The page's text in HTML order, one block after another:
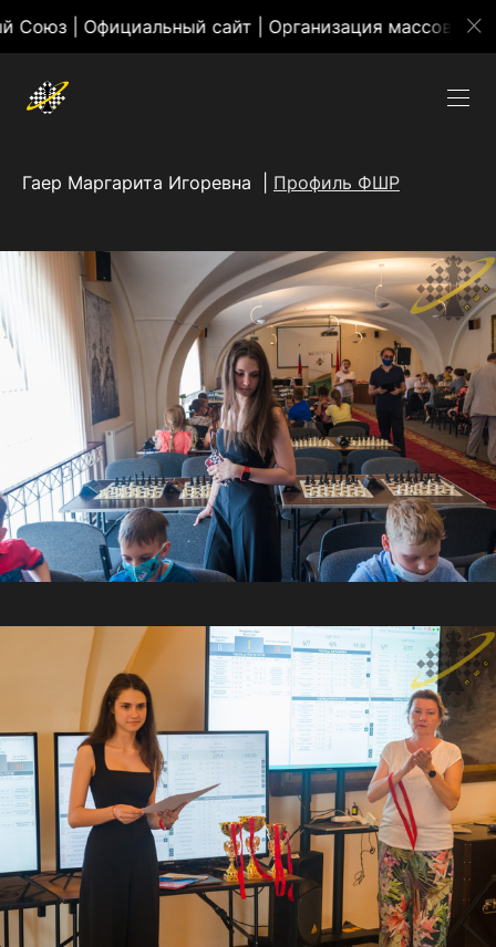
сайт | Организация массовых мероприятий
Гаер Маргарита Игоревна | Профиль ФШР